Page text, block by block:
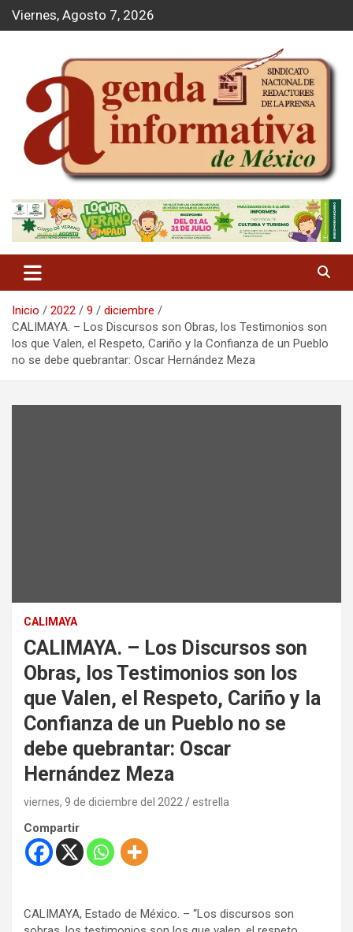
d
Viernes, Agosto 7, 2026
Agenda Informativa
Inicio 2022 9
diciembre
CALIMAYA. – Los Discursos son Obras, los Testimonios son
los que Valen, el Respeto, Cariño y la Confianza de un Pueblo
no se debe quebrantar: Oscar Hernández Meza
CALIMAYA
CALIMAYA. – Los Discursos son
Obras, los Testimonios son los
que Valen, el Respeto, Cariño y la
Confianza de un Pueblo no se
debe quebrantar: Oscar
Hernández Meza
viernes, 9 de diciembre del 2022 estrella
Compartir
CALIMAYA, Estado de México. – “Los discursos son